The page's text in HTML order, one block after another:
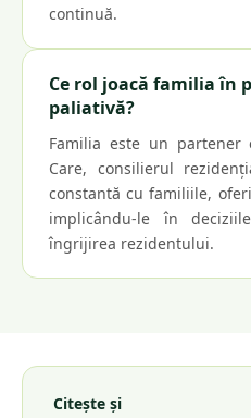
continuă.
Ce rol joacă familia în
paliativă?
Familia este un partener
Care, consilierul
constantă cu familiile,
implicându-le în
îngrijirea rezidentului.
Citește și